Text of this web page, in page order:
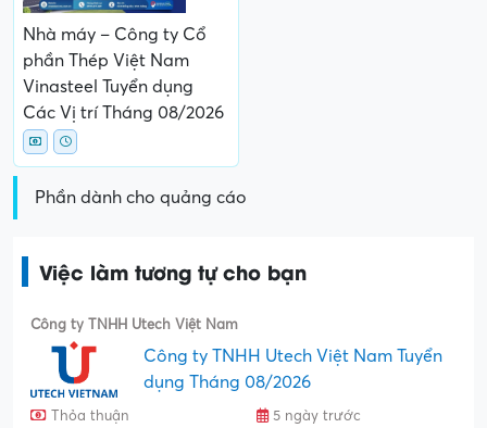
Nhà máy – Công ty Cổ
phần Thép Việt Nam
Vinasteel Tuyển dụng
Các Vị trí Tháng 08/2026
Phần dành cho quảng cáo
Việc làm tương tự cho bạn
Công ty TNHH Utech Việt Nam
Công ty TNHH Utech Việt Nam Tuyển
dụng Tháng 08/2026
Thỏa thuận
5 ngày trước